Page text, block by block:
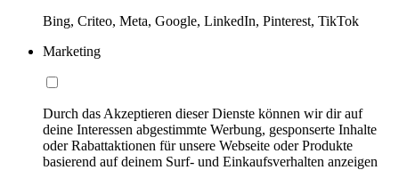
Bing, Criteo, Meta, Google, LinkedIn, Pinterest, TikTok
Marketing
Durch das Akzeptieren dieser Dienste können wir dir auf
deine Interessen abgestimmte Werbung, gesponserte Inhalte
oder Rabattaktionen für unsere Webseite oder Produkte
basierend auf deinem Surf- und Einkaufsverhalten anzeigen